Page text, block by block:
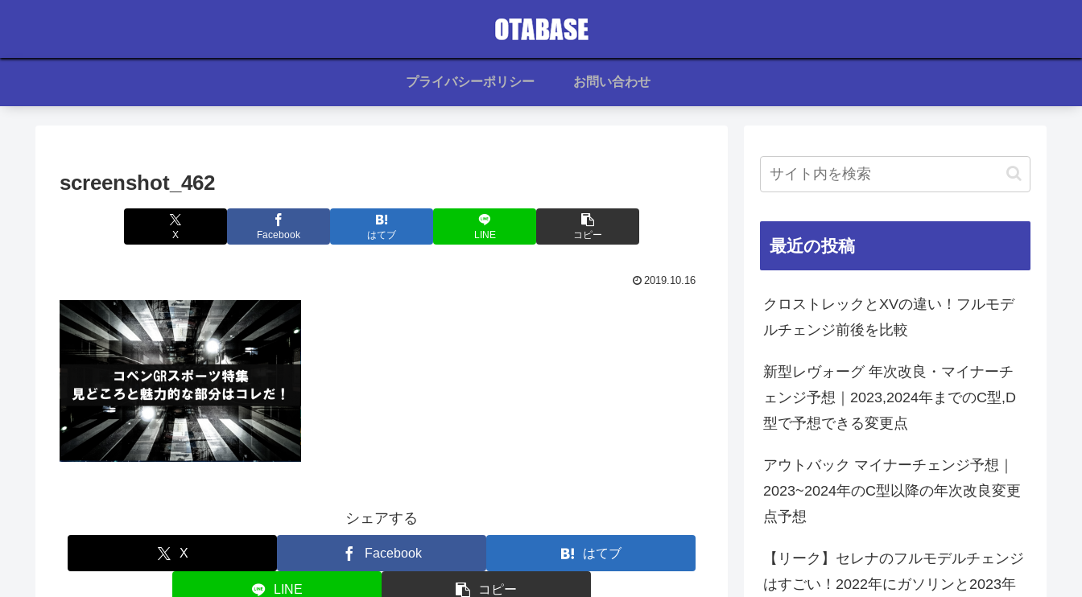
プライバシーポリシー お問い合わせ
screenshot_462
X Facebook はてブ LINE コピー
2019.10.16
シェアする
X Facebook はてブ
LINE コピー
最近の投稿
クロストレックとXVの違い！フルモデ
ルチェンジ前後を比較
新型レヴォーグ 年次改良・マイナーチ
ェンジ予想｜2023,2024年までのC型,D
型で予想できる変更点
アウトバック マイナーチェンジ予想｜
2023~2024年のC型以降の年次改良変更
点予想
【リーク】セレナのフルモデルチェンジ
はすごい！2022年にガソリンと2023年